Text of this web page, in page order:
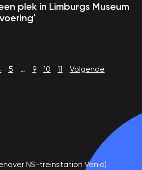
plek in Limburgs Museum
5 … 9 10 11 Volgende
NS-treinstation Venlo)